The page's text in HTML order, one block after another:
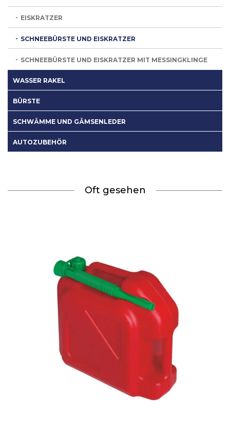
EISKRATZER
SCHNEEBÜRSTE UND EISKRATZER
SCHNEEBÜRSTE UND EISKRATZER MIT MESSINGKLINGE
WASSER RAKEL
BÜRSTE
SCHWÄMME UND GÄMSENLEDER
AUTOZUBEHÖR
Oft gesehen